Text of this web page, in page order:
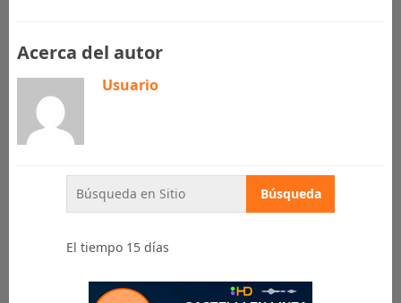
Acerca del autor
Usuario
El tiempo 15 días